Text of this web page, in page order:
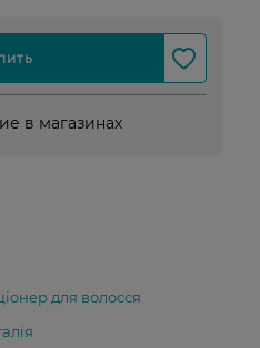
в магазинах
для волосся